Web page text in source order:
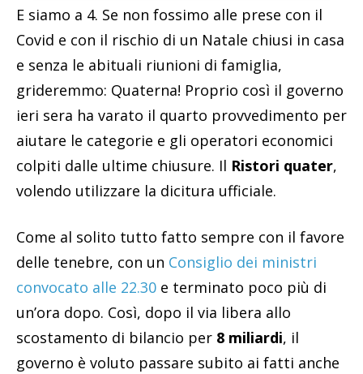
E siamo a 4. Se non fossimo alle prese con il
Covid e con il rischio di un Natale chiusi in casa
e senza le abituali riunioni di famiglia,
grideremmo: Quaterna! Proprio così il governo
ieri sera ha varato il quarto provvedimento per
aiutare le categorie e gli operatori economici
colpiti dalle ultime chiusure. Il Ristori quater,
volendo utilizzare la dicitura ufficiale.
Come al solito tutto fatto sempre con il favore
delle tenebre, con un Consiglio dei ministri
convocato alle 22.30 e terminato poco più di
un’ora dopo. Così, dopo il via libera allo
scostamento di bilancio per 8 miliardi, il
governo è voluto passare subito ai fatti anche